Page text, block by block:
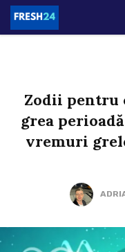
Zodii pentru
grea
vremuri